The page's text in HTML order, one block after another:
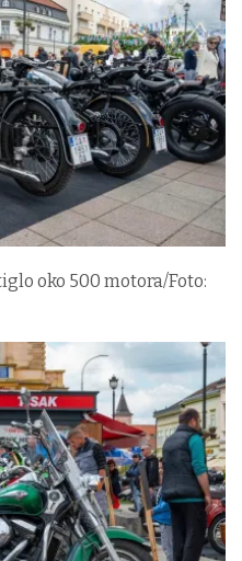
oko 500 motora/Foto: